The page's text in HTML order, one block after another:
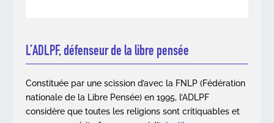
L’ADLPF, défenseur de la libre pensée
Constituée par une scission d’avec la FNLP (Fédération
nationale de la Libre Pensée) en 1995, l’ADLPF
considère que toutes les religions sont critiquables et